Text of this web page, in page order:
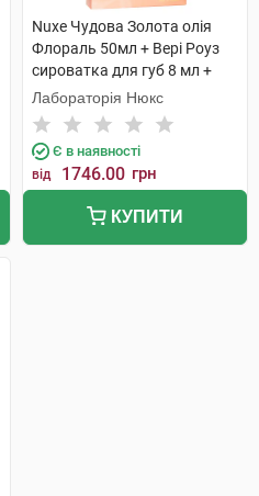
Nuxe Чудова Золота олія
Флораль 50мл + Вері Роуз
сироватка для губ 8 мл +
Олія суха Флораль 10мл 1
набір
Лабораторія Нюкс
Є в наявності
від 1746.00 грн
КУПИТИ